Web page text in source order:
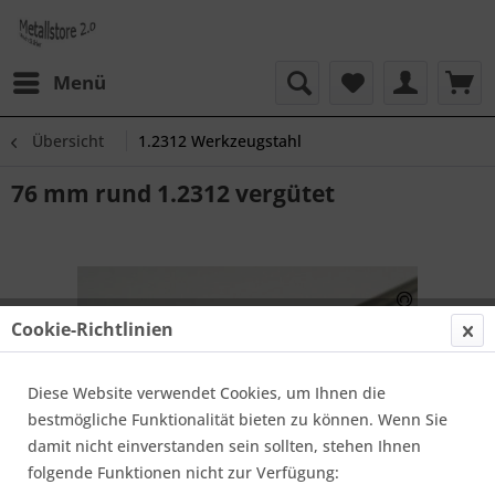
Menü
Übersicht 1.2312 Werkzeugstahl
76 mm rund 1.2312 vergütet
Cookie-Richtlinien
Diese Website verwendet Cookies, um Ihnen die
bestmögliche Funktionalität bieten zu können. Wenn Sie
damit nicht einverstanden sein sollten, stehen Ihnen
folgende Funktionen nicht zur Verfügung: